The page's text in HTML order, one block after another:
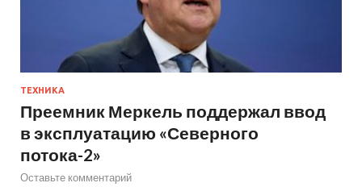
ТЕХНИКА
Преемник Меркель поддержал ввод
в эксплуатацию «Северного
потока-2»
Оставьте комментарий